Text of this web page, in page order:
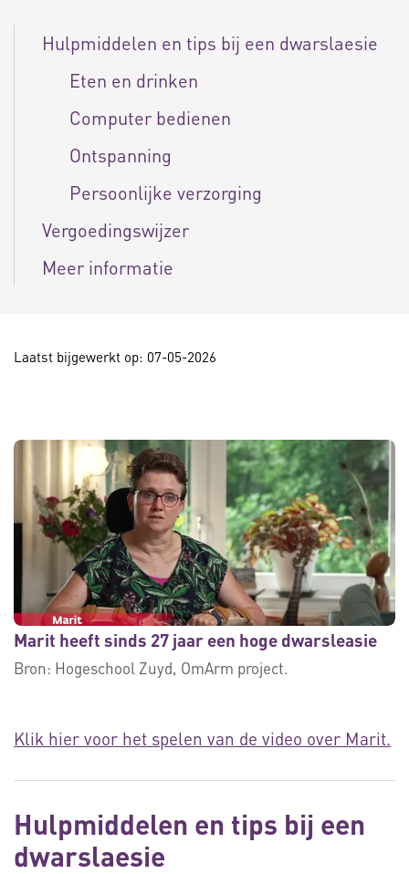
Hulpmiddelen en tips bij een dwarslaesie
Eten en drinken
Computer bedienen
Ontspanning
Persoonlijke verzorging
Vergoedingswijzer
Meer informatie
Laatst bijgewerkt op: 07-05-2026
Marit heeft sinds 27 jaar een hoge dwarsleasie
Bron: Hogeschool Zuyd, OmArm project.
Klik hier voor het spelen van de video over Marit.
Hulpmiddelen en tips bij een
dwarslaesie